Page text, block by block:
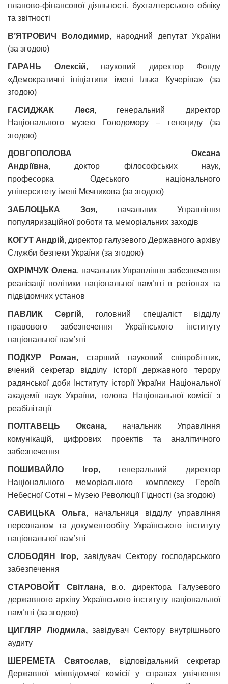
планово-фінансової діяльності, бухгалтерського обліку
та звітності
В’ЯТРОВИЧ Володимир, народний депутат України
(за згодою)
ГАРАНЬ Олексій, науковий директор Фонду
«Демократичні ініціативи імені Ілька Кучеріва» (за
згодою)
ГАСИДЖАК Леся, генеральний директор
Національного музею Голодомору – геноциду (за
згодою)
ДОВГОПОЛОВА Оксана
Андріївна, доктор філософських наук,
професорка Одеського національного
університету імені Мечникова (за згодою)
ЗАБЛОЦЬКА Зоя, начальник Управління
популяризаційної роботи та меморіальних заходів
КОГУТ Андрій, директор галузевого Державного архіву
Служби безпеки України (за згодою)
ОХРІМЧУК Олена, начальник Управління забезпечення
реалізації політики національної пам’яті в регіонах та
підвідомчих установ
ПАВЛИК Сергій, головний спеціаліст відділу
правового забезпечення Українського інституту
національної памʼяті
ПОДКУР Роман, старший науковий співробітник,
вчений секретар відділу історії державного терору
радянської доби Інституту історії України Національної
академії наук України, голова Національної комісії з
реабілітації
ПОЛТАВЕЦЬ Оксана, начальник Управління
комунікацій, цифрових проектів та аналітичного
забезпечення
ПОШИВАЙЛО Ігор, генеральний директор
Національного меморіального комплексу Героїв
Небесної Сотні – Музею Революції Гідності (за згодою)
САВИЦЬКА Ольга, начальниця відділу управління
персоналом та документообігу Українського інституту
національної памʼяті
СЛОБОДЯН Ігор,
завідувач Сектору господарського
забезпечення
СТАРОВОЙТ Світлана,в.о. директора Галузевого
державного архіву Українського інституту національної
пам’яті (за згодою)
ЦИГЛЯР Людмила, завідувач Сектору внутрішнього
аудиту
ШЕРЕМЕТА Святослав, відповідальний секретар
Державної міжвідомчої комісії у справах увічнення